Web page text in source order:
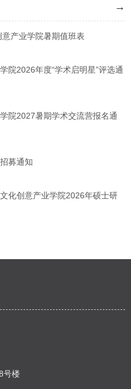
→
产业学院暑期值班表
院2026年度“学术启明星”评选通
院2027暑期学术交流营报名通
募通知
化创意产业学院2026年硕士研
号楼